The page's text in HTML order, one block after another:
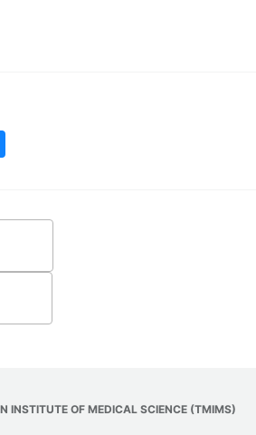
INSTITUTE OF MEDICAL SCIENCE (TMIMS)